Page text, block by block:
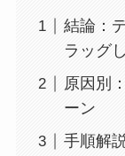
結論：
ラッグ
原因別
ーン
手順解